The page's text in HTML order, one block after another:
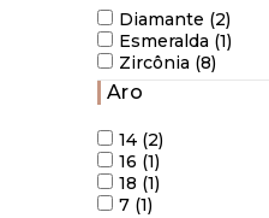
Diamante (2)
Esmeralda (1)
Zircônia (8)
Aro
14 (2)
16 (1)
18 (1)
7 (1)